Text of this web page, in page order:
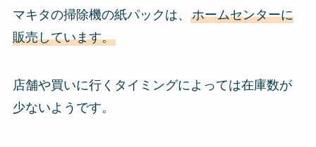
マキタの掃除機の紙パックは、 ホームセンターに
販売しています。
店舗や買いに行くタイミングによっては在庫数が
少ないようです。